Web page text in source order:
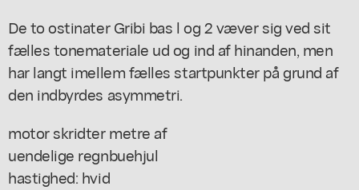
De to ostinater Gribi bas l og 2 væver sig ved sit
fælles tonemateriale ud og ind af hinanden, men
har langt imellem fælles startpunkter på grund af
den indbyrdes asymmetri.
motor skridter metre af
uendelige regnbuehjul
hastighed: hvid